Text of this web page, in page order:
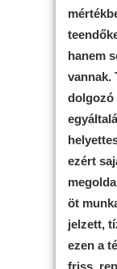
hanem
vannak.
dolgozó
ezért
öt
jelzett,
ezen a
friss,